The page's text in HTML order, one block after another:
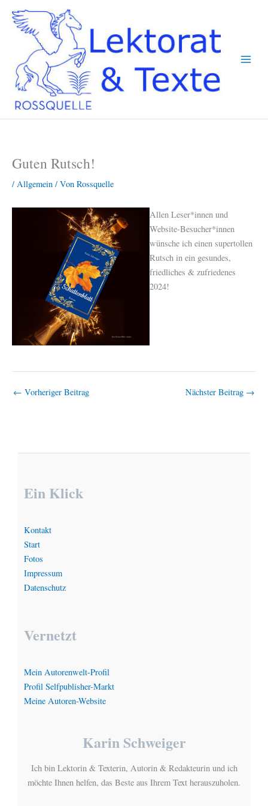
Inhalt
springen
Guten Rutsch!
/ Allgemein / Von Rossquelle
Allen Leser*innen und
Website-Besucher*innen
wünsche ich einen supertollen
Rutsch in ein gesundes,
friedliches & zufriedenes
2024!
← Vorheriger Beitrag Nächster Beitrag →
Ein Klick
Kontakt
Start
Fotos
Impressum
Datenschutz
Vernetzt
Mein Autorenwelt-Profil
Profil Selfpublisher-Markt
Meine Autoren-Website
Karin Schweiger
Ich bin Lektorin & Texterin, Autorin & Redakteurin und ich
möchte Ihnen helfen, das Beste aus Ihrem Text herauszuholen.